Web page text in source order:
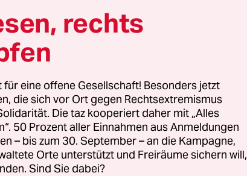
die Änderung der
Morgan Tsvangirai,
(MDC), der Weg
zu
den politischen Rivalen
bedeutet einen
zur Lösung der
rechts
eine offene Gesellschaft! Besonders jetzt
die sich vor Ort gegen Rechtsextremismus
Die taz kooperiert daher mit „Alles
50 Prozent aller Einnahmen aus Anmeldungen
– bis zum 30. September – an die Kampagne,
Orte unterstützt und Freiräume sichern will,
Sind Sie dabei?